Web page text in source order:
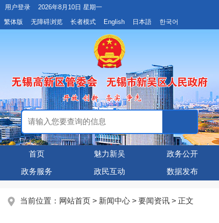
用户登录
2026年8月10日 星期一
繁体版
无障碍浏览 长者模式 English 日本語 한국어
首页 魅力新吴 政务公开
政务服务 政民互动 数据发布
当前位置： 网站首页 > 新闻中心 > 要闻资讯 > 正文